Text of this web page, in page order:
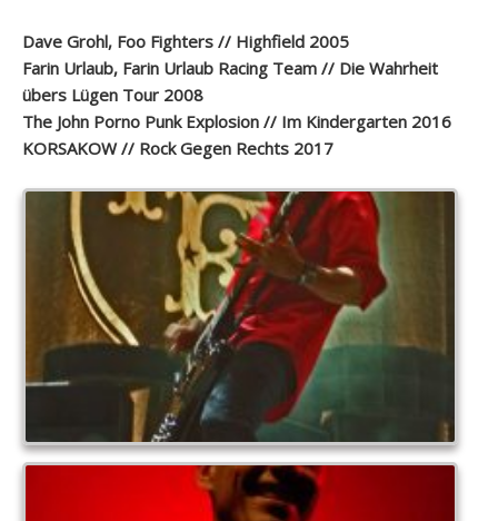
Dave Grohl, Foo Fighters // Highfield 2005
Farin Urlaub, Farin Urlaub Racing Team // Die Wahrheit
übers Lügen Tour 2008
The John Porno Punk Explosion // Im Kindergarten 2016
KORSAKOW // Rock Gegen Rechts 2017